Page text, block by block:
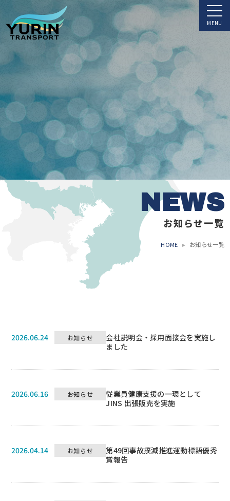
NEWS
お知らせ一覧
HOME お知らせ一覧
2026.06.24 お知らせ
会社説明会・採用面接会を実施し
ました
2026.06.16 お知らせ
従業員健康支援の一環として
JINS 出張販売を実施
2026.04.14 お知らせ
第49回事故撲滅推進運動標語優秀
賞報告